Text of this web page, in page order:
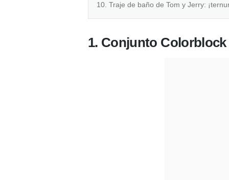
10. Traje de baño de Tom y Jerry:
1. Conjunto Colorblock